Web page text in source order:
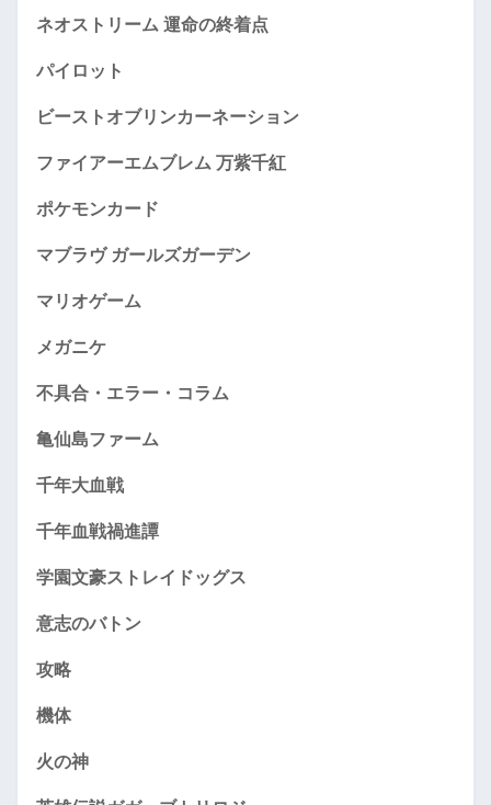
ネオストリーム 運命の終着点
パイロット
ビーストオブリンカーネーション
ファイアーエムブレム 万紫千紅
ポケモンカード
マブラヴ ガールズガーデン
マリオゲーム
メガニケ
不具合・エラー・コラム
亀仙島ファーム
千年大血戦
千年血戦禍進譚
学園文豪ストレイドッグス
意志のバトン
攻略
機体
火の神